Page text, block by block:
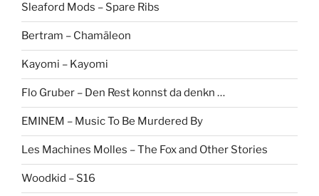
Sleaford Mods – Spare Ribs
Bertram – Chamäleon
Kayomi – Kayomi
Flo Gruber – Den Rest konnst da denkn …
EMINEM – Music To Be Murdered By
Les Machines Molles – The Fox and Other Stories
Woodkid – S16